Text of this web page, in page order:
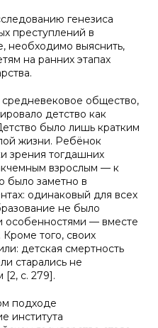
генезиса
преступлений в
необходимо выяснить,
на ранних этапах
общество,
детство как
было лишь кратким
жизни. Ребёнок
зрения тогдашних
взрослым — к
было заметно в
одинаковый для всех
не было
особенностями — вместе
того, своих
детская смертность
старались не
[2, с. 279].
подходе
института